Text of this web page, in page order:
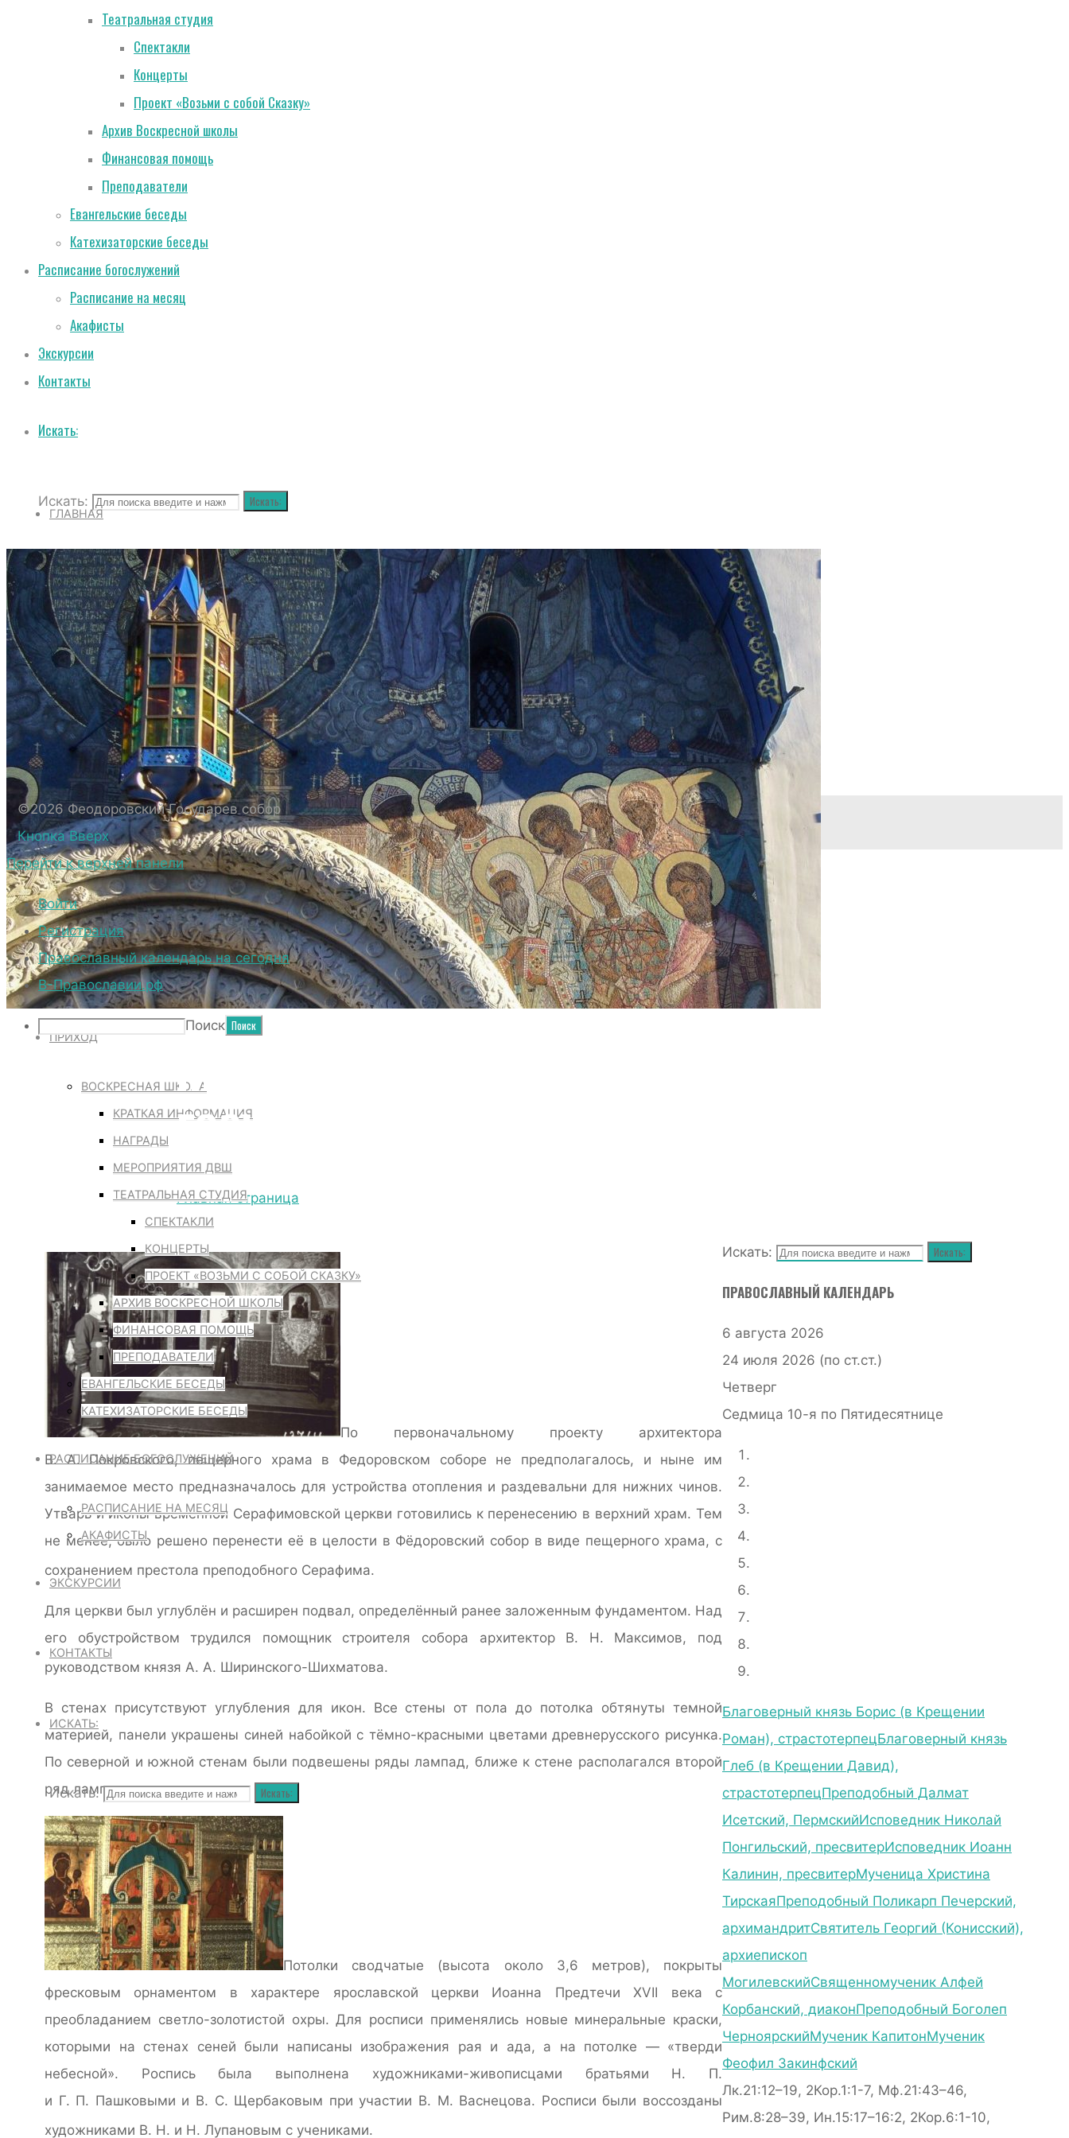
Театральная студия
Спектакли
Концерты
Проект «Возьми с собой Сказку»
Архив Воскресной школы
Финансовая помощь
Преподаватели
Евангельские беседы
Катехизаторские беседы
Расписание богослужений
Расписание на месяц
Акафисты
Экскурсии
Контакты
Искать:
Искать: Искать:
ГЛАВНАЯ
О СОБОРЕ
ИСТОРИЯ СОБОРА
ИСТОРИЯ ФЕОДОРОВСКОГО ГОСУДАРЕВА СОБОРА
ПОЛОЖЕНИЕ И ВНУТРЕННИЙ РАСПОРЯДОК СОБОРА
БИОГРАФИЧЕСКИЕ ДАННЫЕ СВЯЩЕННОСЛУЖИТЕЛЕЙ СОБОРА.
ВНЕШНИЙ ВИД
ВНЕШНИЙ ВИД СОБОРА
ВЕРХНИЙ ХРАМ ФЕОДОРОВСКОГО ГОСУДАРЕВА СОБОРА
НИЖНИЙ ХРАМ ФЕОДОРОВСКОГО ГОСУДАРЕВА СОБОРА
ТЕРРИТОРИЯ СОБОРА
ДУХОВЕНСТВО
НОВОСТИ
ПРИХОД
ВОСКРЕСНАЯ ШКОЛА
КРАТКАЯ ИНФОРМАЦИЯ
НАГРАДЫ
МЕРОПРИЯТИЯ ДВШ
ТЕАТРАЛЬНАЯ СТУДИЯ
СПЕКТАКЛИ
КОНЦЕРТЫ
ПРОЕКТ «ВОЗЬМИ С СОБОЙ СКАЗКУ»
АРХИВ ВОСКРЕСНОЙ ШКОЛЫ
ФИНАНСОВАЯ ПОМОЩЬ
ПРЕПОДАВАТЕЛИ
ЕВАНГЕЛЬСКИЕ БЕСЕДЫ
КАТЕХИЗАТОРСКИЕ БЕСЕДЫ
РАСПИСАНИЕ БОГОСЛУЖЕНИЙ
РАСПИСАНИЕ НА МЕСЯЦ
АКАФИСТЫ
ЭКСКУРСИИ
КОНТАКТЫ
ИСКАТЬ:
Искать: Искать:
НИЖНИЙ ХРАМ ФЕОДОРОВСКОГО
ГОСУДАРЕВА СОБОРА
Главная страница
собора
По первоначальному проекту архитектора
В. А. Покровского, пещерного храма в Федоровском соборе не предполагалось, и ныне им
занимаемое место предназначалось для устройства отопления и раздевальни для нижних чинов.
Утварь и иконы временной Серафимовской церкви готовились к перенесению в верхний храм. Тем
не менее, было решено перенести её в целости в Фёдоровский собор в виде пещерного храма, с
сохранением престола преподобного Серафима.
Для церкви был углублён и расширен подвал, определённый ранее заложенным фундаментом. Над
его обустройством трудился помощник строителя собора архитектор В. Н. Максимов, под
руководством князя А. А. Ширинского-Шихматова.
В стенах присутствуют углубления для икон. Все стены от пола до потолка обтянуты темной
материей, панели украшены синей набойкой с тёмно-красными цветами древнерусского рисунка.
По северной и южной стенам были подвешены ряды лампад, ближе к стене располагался второй
ряд лампад.
Потолки сводчатые (высота около 3,6 метров), покрыты
фресковым орнаментом в характере ярославской церкви Иоанна Предтечи XVII века с
преобладанием светло-золотистой охры. Для росписи применялись новые минеральные краски,
которыми на стенах сеней были написаны изображения рая и ада, а на потолке — «тверди
небесной». Роспись была выполнена художниками-живописцами братьями Н. П.
и Г. П. Пашковыми и В. С. Щербаковым при участии В. М. Васнецова. Росписи были воссозданы
художниками В. Н. и Н. Лупановым с учениками.
Искать: Искать:
ПРАВОСЛАВНЫЙ КАЛЕНДАРЬ
6 августа 2026
24 июля 2026 (по ст.ст.)
Четверг
Седмица 10-я по Пятидесятнице
Благоверный князь Борис (в Крещении
Роман), страстотерпецБлаговерный князь
Глеб (в Крещении Давид),
страстотерпецПреподобный Далмат
Исетский, ПермскийИсповедник Николай
Понгильский, пресвитерИсповедник Иоанн
Калинин, пресвитерМученица Христина
ТирскаяПреподобный Поликарп Печерский,
архимандритСвятитель Георгий (Конисский),
архиепископ
МогилевскийСвященномученик Алфей
Корбанский, диаконПреподобный Боголеп
ЧерноярскийМученик КапитонМученик
Феофил Закинфский
Лк.21:12–19, 2Кор.1:1-7, Мф.21:43–46,
Рим.8:28–39, Ин.15:17–16:2, 2Кор.6:1-10,
©2026 Феодоровский Государев собор
Кнопка Вверх
Перейти к верхней панели
Войти
Регистрация
Православный календарь на сегодня
В-Православии.рф
Поиск